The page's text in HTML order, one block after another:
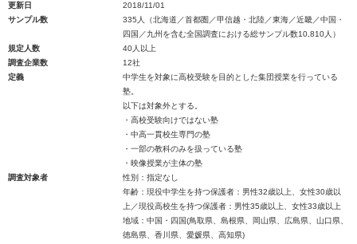
更新日
2018/11/01
サンプル数
335人（北海道／首都圏／甲信越・北陸／東海／近畿／中国・
四国／九州を含む全国調査における総サンプル数10,810人）
規定人数
40人以上
調査企業数
12社
定義
中学生を対象に高校受験を目的とした集団授業を行っている
塾。
以下は対象外とする。
・高校受験向けではない塾
・中高一貫校生専門の塾
・一部の教科のみを扱っている塾
・映像授業が主体の塾
調査対象者
性別：指定なし
年齢：現役中学生を持つ保護者：男性32歳以上、女性30歳以
上／現役高校生を持つ保護者：男性35歳以上、女性33歳以上
地域：中国・四国(鳥取県、島根県、岡山県、広島県、山口県、
徳島県、香川県、愛媛県、高知県)